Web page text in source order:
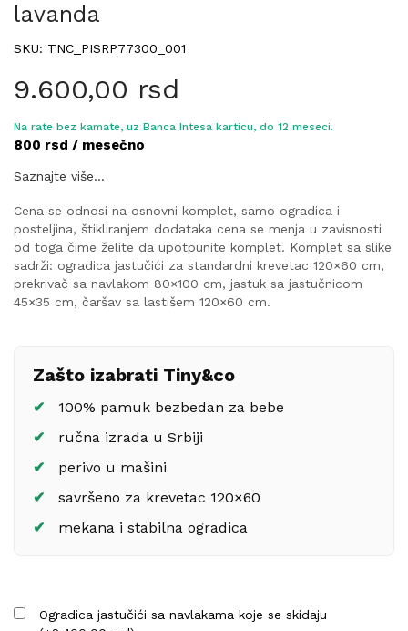
lavanda
SKU: TNC_PISRP77300_001
9.600,00 rsd
Na rate bez kamate, uz Banca Intesa karticu, do 12 meseci.
800 rsd / mesečno
Saznajte više...
Cena se odnosi na osnovni komplet, samo ogradica i
posteljina, štikliranjem dodataka cena se menja u zavisnosti
od toga čime želite da upotpunite komplet. Komplet sa slike
sadrži: ogradica jastučići za standardni krevetac 120×60 cm,
prekrivač sa navlakom 80×100 cm, jastuk sa jastučnicom
45×35 cm, čaršav sa lastišem 120×60 cm.
Zašto izabrati Tiny&co
100% pamuk bezbedan za bebe
ručna izrada u Srbiji
perivo u mašini
savršeno za krevetac 120×60
mekana i stabilna ogradica
Ogradica jastučići sa navlakama koje se skidaju